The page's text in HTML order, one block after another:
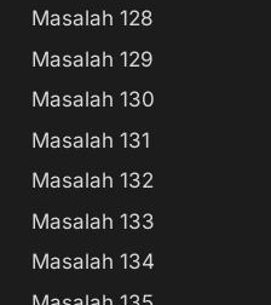
Masalah 128
Masalah 129
Masalah 130
Masalah 131
Masalah 132
Masalah 133
Masalah 134